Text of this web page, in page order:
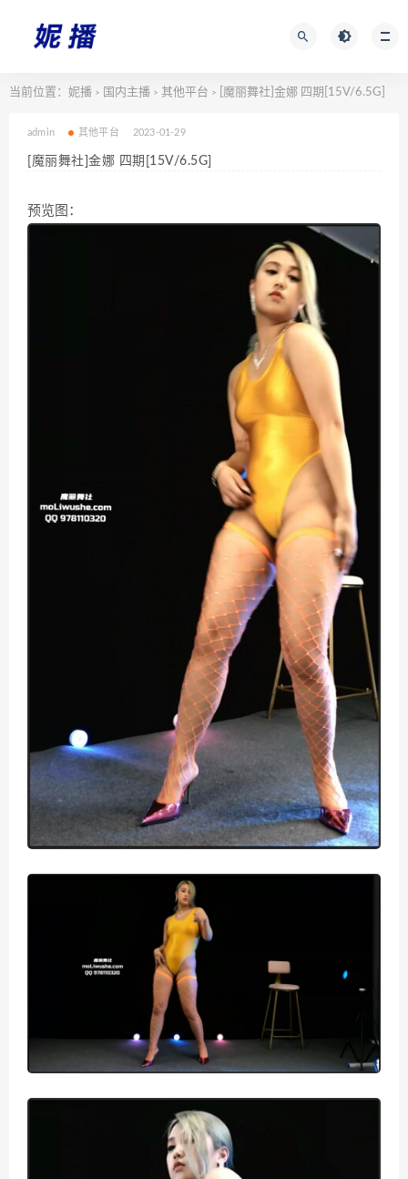
当前位置： 妮播 > 国内主播 > 其他平台 > [魔丽舞社]金娜 四期[15V/6.5G]
admin 其他平台 2023-01-29
[魔丽舞社]金娜 四期[15V/6.5G]
预览图：